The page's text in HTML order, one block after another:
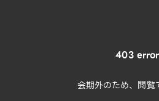
403 error
会期外のため、閲覧